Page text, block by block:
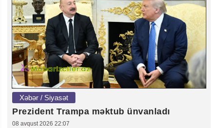
Xəbər / Siyasət
Prezident Trampa məktub ünvanladı
08 avqust 2026 22:07